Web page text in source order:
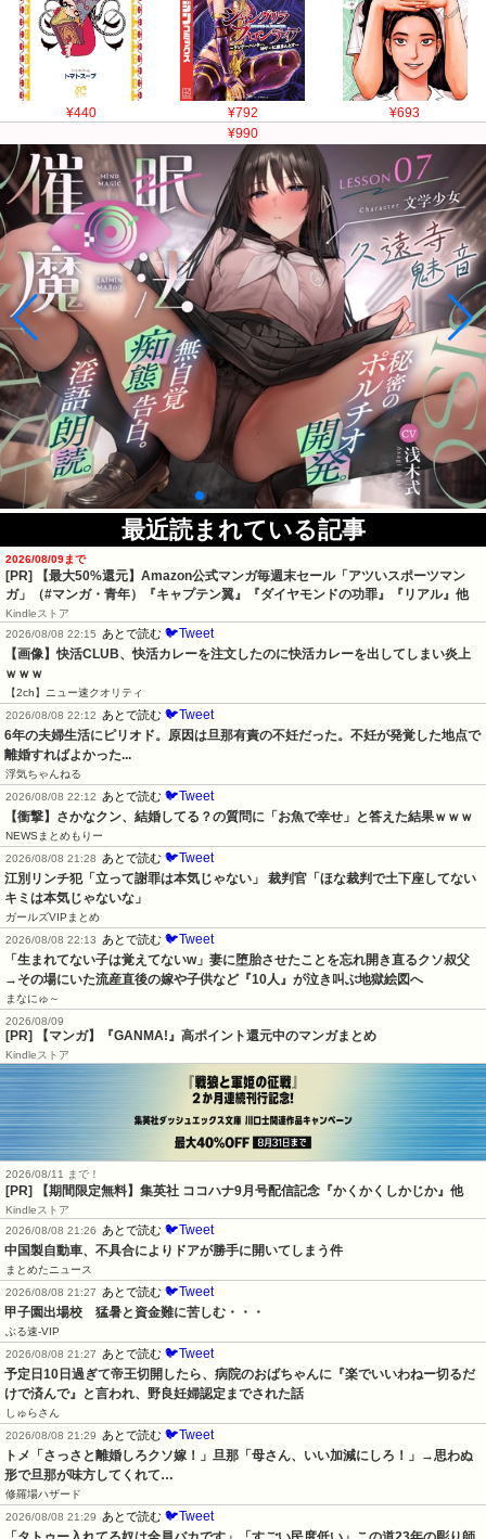
¥440 ¥792
¥693
¥990
最近読まれている記事
2026/08/09まで
[PR]
【最大50%還元】Amazon公式マンガ毎週末セール「アツいスポーツマン
ガ」（#マンガ・青年）『キャプテン翼』『ダイヤモンドの功罪』『リアル』他
Kindleストア
2026/08/08 22:15
あとで読む 🐦Tweet
【画像】快活CLUB、快活カレーを注文したのに快活カレーを出してしまい炎上
ｗｗｗ
【2ch】ニュー速クオリティ
2026/08/08 22:12
あとで読む 🐦Tweet
6年の夫婦生活にピリオド。原因は旦那有責の不妊だった。不妊が発覚した地点で
離婚すればよかった...
浮気ちゃんねる
2026/08/08 22:12
あとで読む 🐦Tweet
【衝撃】さかなクン、結婚してる？の質問に「お魚で幸せ」と答えた結果ｗｗｗ
NEWSまとめもりー
2026/08/08 21:28
あとで読む 🐦Tweet
江別リンチ犯「立って謝罪は本気じゃない」 裁判官「ほな裁判で土下座してない
キミは本気じゃないな」
ガールズVIPまとめ
2026/08/08 22:13
あとで読む 🐦Tweet
「生まれてない子は覚えてないw」妻に堕胎させたことを忘れ開き直るクソ叔父
→その場にいた流産直後の嫁や子供など『10人』が泣き叫ぶ地獄絵図へ
まなにゅ～
2026/08/09
[PR] 【マンガ】『GANMA!』高ポイント還元中のマンガまとめ
Kindleストア
2026/08/11 まで！
[PR] 【期間限定無料】集英社 ココハナ9月号配信記念『かくかくしかじか』他
Kindleストア
2026/08/08 21:26
あとで読む 🐦Tweet
中国製自動車、不具合によりドアが勝手に開いてしまう件
まとめたニュース
2026/08/08 21:27
あとで読む 🐦Tweet
甲子園出場校　猛暑と資金難に苦しむ・・・
ぶる速-VIP
2026/08/08 21:27
あとで読む 🐦Tweet
予定日10日過ぎて帝王切開したら、病院のおばちゃんに『楽でいいわねー切るだ
けで済んで』と言われ、野良妊婦認定までされた話
しゅらさん
2026/08/08 21:29
あとで読む 🐦Tweet
トメ「さっさと離婚しろクソ嫁！」旦那「母さん、いい加減にしろ！」→思わぬ
形で旦那が味方してくれて…
修羅場ハザード
2026/08/08 21:29
あとで読む 🐦Tweet